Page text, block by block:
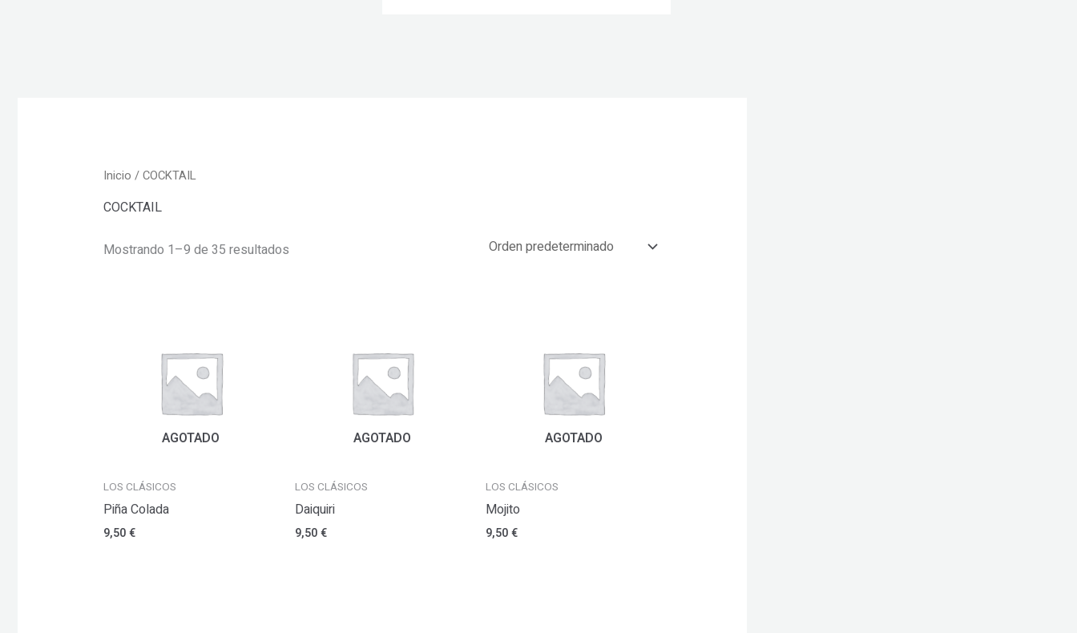
Inicio / COCKTAIL
COCKTAIL
Mostrando 1–9 de 35 resultados
AGOTADO
LOS CLÁSICOS
Piña Colada
9,50€
AGOTADO
LOS CLÁSICOS
Daiquiri
9,50€
AGOTADO
LOS CLÁSICOS
Mojito
9,50€